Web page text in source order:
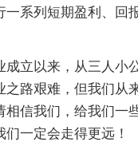
一系列短期盈利、回
成立以来，从三人小
之路艰难，但我们从
相信我们，给我们一
一定会走得更远！